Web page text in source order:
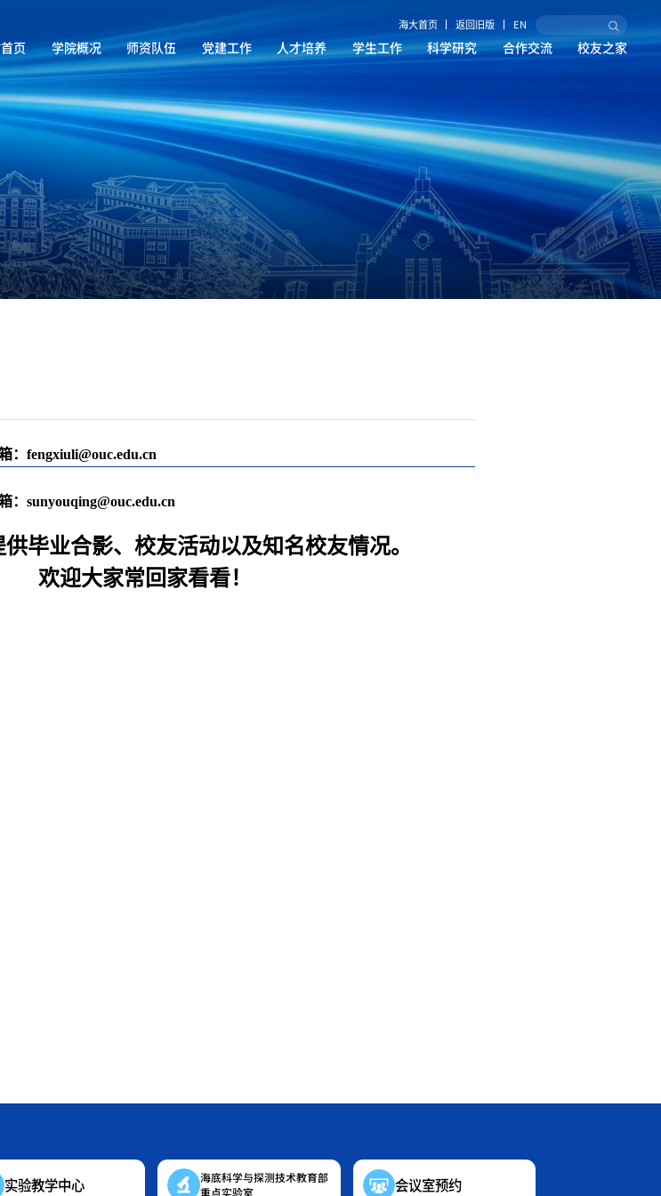
海大首页 返回旧版 EN
页 学院概况 师资队伍 党建工作 人才培养 学生工作 科学研究 合作交流 校友之家
： fengxiuli@ouc.edu.cn
： sunyouqing@ouc.edu.cn
毕业合影、校友活动以及知名校友情况。
欢迎大家常回家看看！
实验教学中心
海底科学与探测技术教育部
重点实验室
会议室预约